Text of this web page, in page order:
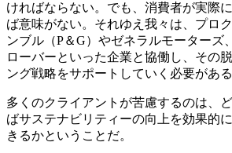
ければならない。でも、消費者が実際
ば意味がない。それゆえ我々は、プロ
ンブル（P＆G）やゼネラルモーターズ
ローバーといった企業と協働し、その
ング戦略をサポートしていく必要がある
多くのクライアントが苦慮するのは、
ばサステナビリティーの向上を効果的
きるかということだ。